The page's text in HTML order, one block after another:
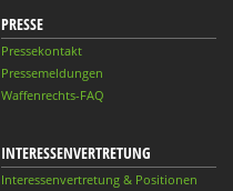
PRESSE
Pressekontakt
Pressemeldungen
Waffenrechts-FAQ
INTERESSENVERTRETUNG
Interessenvertretung & Positionen